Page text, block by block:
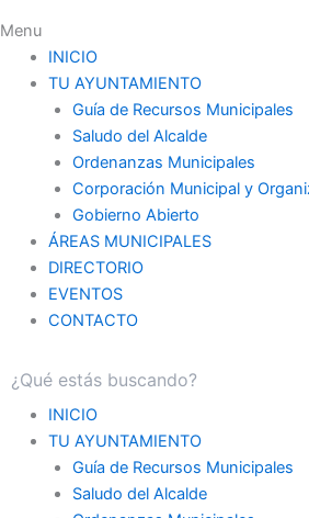
Menu
INICIO
TU AYUNTAMIENTO
Guía de Recursos Municipales
Saludo del Alcalde
Ordenanzas Municipales
Corporación Municipal y
Gobierno Abierto
ÁREAS MUNICIPALES
DIRECTORIO
EVENTOS
CONTACTO
INICIO
TU AYUNTAMIENTO
Guía de Recursos Municipales
Saludo del Alcalde